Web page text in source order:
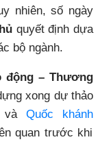
nhiên, số ngày
quyết định dựa
bộ ngành.
động – Thương
xong dự thảo
vàQuốc khánh
quan trước khi